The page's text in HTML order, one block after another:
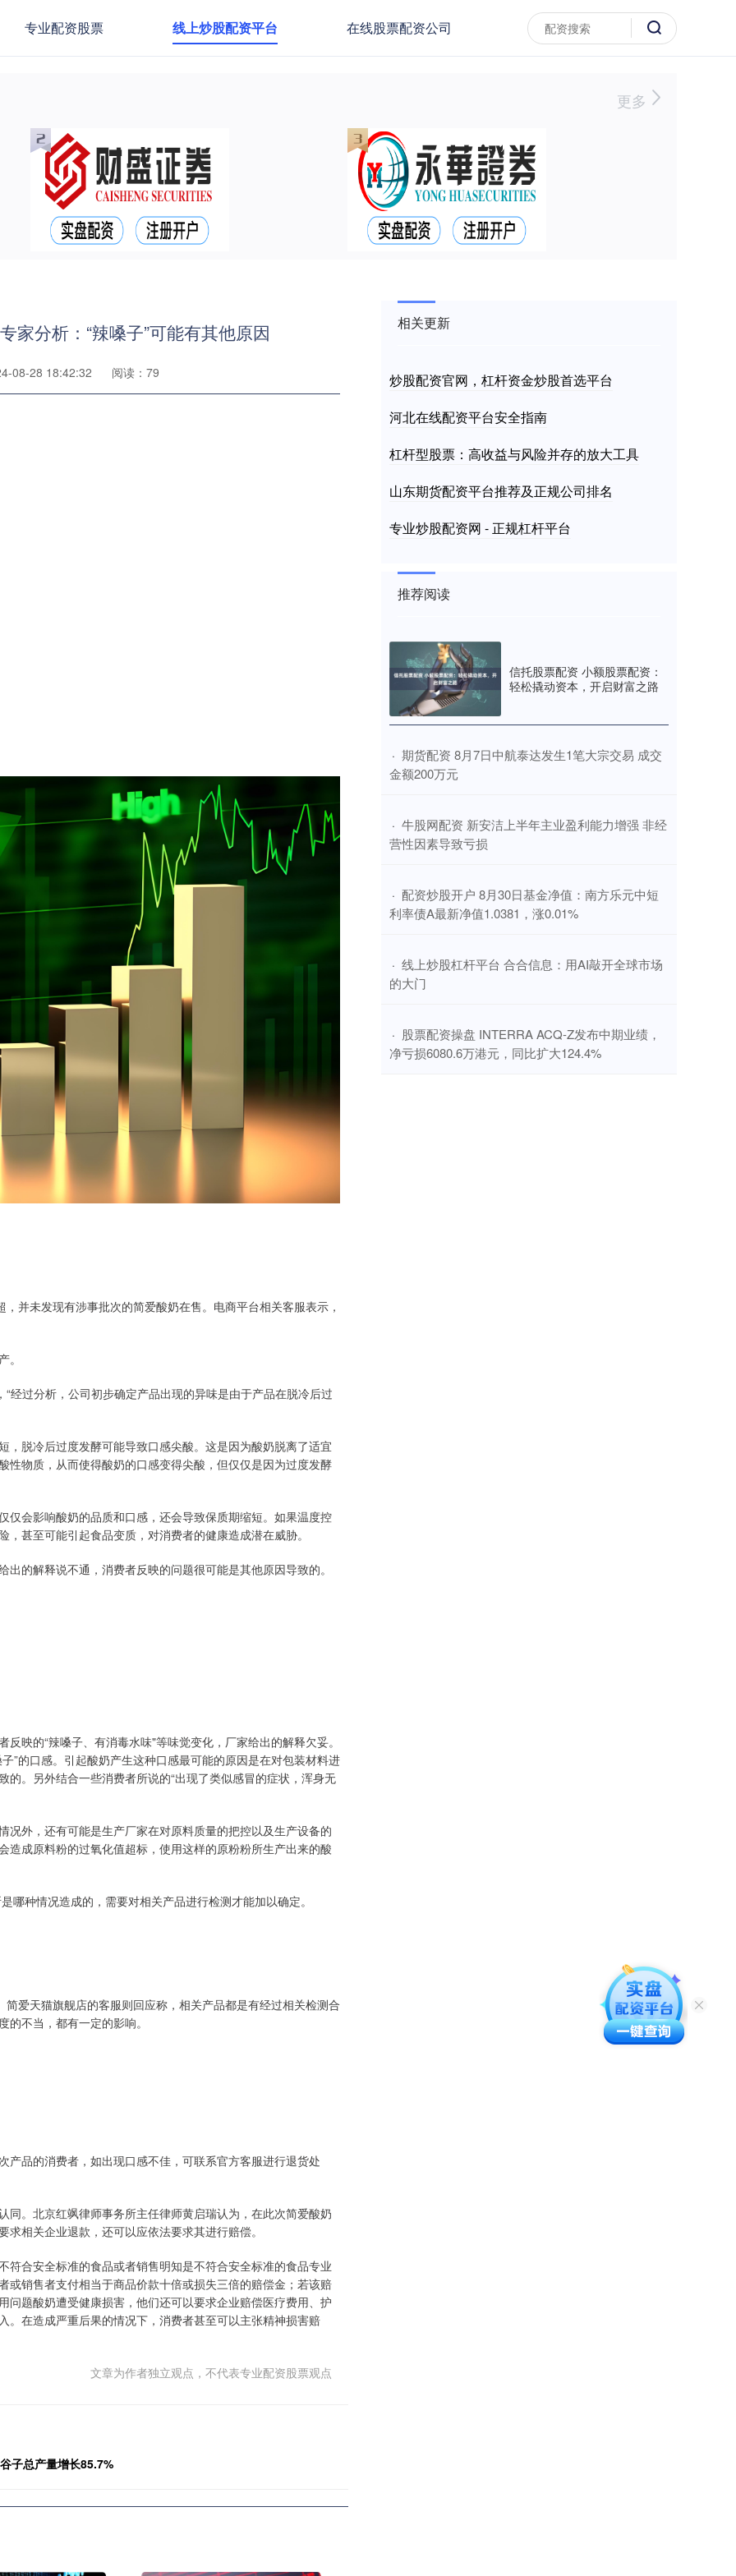
专业配资股票 线上炒股配资平台 在线股票配资公司
更多
家分析：“辣嗓子”可能有其他原因
08-28 18:42:32 阅读：79
未发现有涉事批次的简爱酸奶在售。电商平台相关客服表示，
过分析，公司初步确定产品出现的异味是由于产品在脱冷后过
冷后过度发酵可能导致口感尖酸。这是因为酸奶脱离了适宜
物质，从而使得酸奶的口感变得尖酸，但仅仅是因为过度发酵
影响酸奶的品质和口感，还会导致保质期缩短。如果温度控
甚至可能引起食品变质，对消费者的健康造成潜在威胁。
解释说不通，消费者反映的问题很可能是其他原因导致的。
的“辣嗓子、有消毒水味"等味觉变化，厂家给出的解释欠妥。
”的口感。引起酸奶产生这种口感最可能的原因是在对包装材料进
。另外结合一些消费者所说的“出现了类似感冒的症状，浑身无
，还有可能是生产厂家在对原料质量的把控以及生产设备的
成原料粉的过氧化值超标，使用这样的原粉粉所生产出来的酸
情况造成的，需要对相关产品进行检测才能加以确定。
天猫旗舰店的客服则回应称，相关产品都是有经过相关检测合
不当，都有一定的影响。
的消费者，如出现口感不佳，可联系官方客服进行退货处
北京红飒律师事务所主任律师黄启瑞认为，在此次简爱酸奶
相关企业退款，还可以应依法要求其进行赔偿。
安全标准的食品或者销售明知是不符合安全标准的食品专业
销售者支付相当于商品价款十倍或损失三倍的赔偿金；若该赔
题酸奶遭受健康损害，他们还可以要求企业赔偿医疗费用、护
在造成严重后果的情况下，消费者甚至可以主张精神损害赔
文章为作者独立观点，不代表专业配资股票观点
子总产量增长85.7%
相关更新
炒股配资官网，杠杆资金炒股首选平台
河北在线配资平台安全指南
杠杆型股票：高收益与风险并存的放大工具
山东期货配资平台推荐及正规公司排名
专业炒股配资网 - 正规杠杆平台
推荐阅读
信托股票配资 小额股票配资：
轻松撬动资本，开启财富之路
· ​期货配资 8月7日中航泰达发生1笔大宗交易 成交
金额200万元
· ​牛股网配资 新安洁上半年主业盈利能力增强 非经
营性因素导致亏损
· ​配资炒股开户 8月30日基金净值：南方乐元中短
利率债A最新净值1.0381，涨0.01%
· ​线上炒股杠杆平台 合合信息：用AI敲开全球市场
的大门
· ​股票配资操盘 INTERRA ACQ-Z发布中期业绩，
净亏损6080.6万港元，同比扩大124.4%